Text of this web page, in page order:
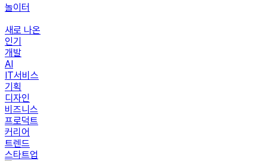
놀이터
새로 나온
인기
개발
AI
IT서비스
기획
디자인
비즈니스
프로덕트
커리어
트렌드
스타트업